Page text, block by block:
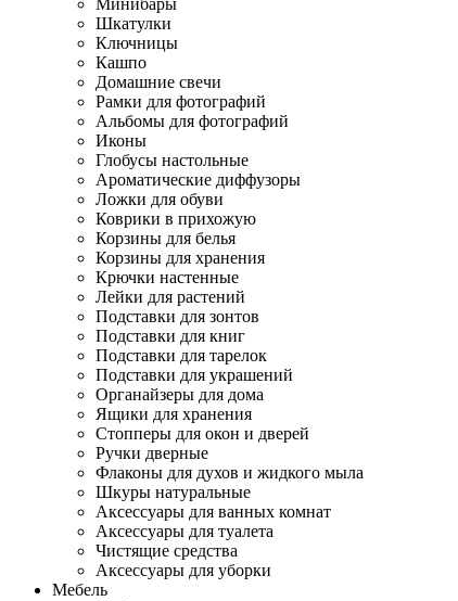
Минибары
Шкатулки
Ключницы
Кашпо
Домашние свечи
Рамки для фотографий
Альбомы для фотографий
Иконы
Глобусы настольные
Ароматические диффузоры
Ложки для обуви
Коврики в прихожую
Корзины для белья
Корзины для хранения
Крючки настенные
Лейки для растений
Подставки для зонтов
Подставки для книг
Подставки для тарелок
Подставки для украшений
Органайзеры для дома
Ящики для хранения
Стопперы для окон и дверей
Ручки дверные
Флаконы для духов и жидкого мыла
Шкуры натуральные
Аксессуары для ванных комнат
Аксессуары для туалета
Чистящие средства
Аксессуары для уборки
Мебель